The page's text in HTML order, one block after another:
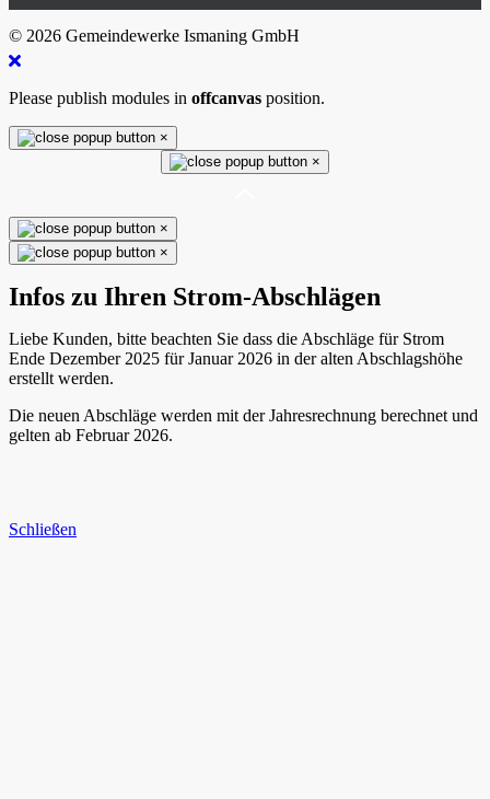
© 2026 Gemeindewerke Ismaning GmbH
Please publish modules in offcanvas position.
×
×
×
×
Infos zu Ihren Strom-Abschlägen
Liebe Kunden, bitte beachten Sie dass die Abschläge für Strom
Ende Dezember 2025 für Januar 2026 in der alten Abschlagshöhe
erstellt werden.
Die neuen Abschläge werden mit der Jahresrechnung berechnet und
gelten ab Februar 2026.
Schließen